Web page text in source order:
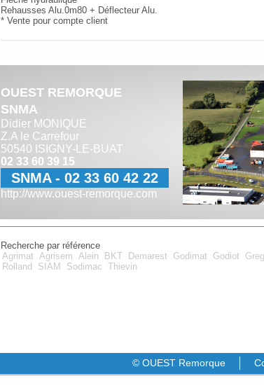
Rehausses Alu.0m80 + Déflecteur Alu.
* Vente pour compte client
OUEST REMORQUE
SNMA
Didier MONIQUE
Z.A le Carrefour
50540 ISIGNY-LE-BUAT
02 33 60 39 15
SNMA - 02 33 60 42 22
http://www.ouest-remorque.com
Recherche par référence
Agrimat Agrisem Alein BKT Demarest Godimat Godiot
Rolland
SIAM Sodimac Thievin
© OUEST Remorque